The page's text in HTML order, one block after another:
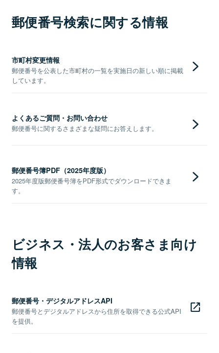
郵便番号検索に関する情報
市町村変更情報
郵便番号を公表した市町村の一覧を実施日の新しい順に掲載
しています。
よくあるご質問・お問い合わせ
郵便番号に関するさまざまな疑問にお答えします。
郵便番号簿PDF（2025年度版）
2025年度版郵便番号簿をPDF形式でダウンロードできま
す。
ビジネス・法人のお客さま向け
情報
郵便番号・デジタルアドレスAPI
郵便番号とデジタルアドレスから住所を取得できる公式API
を提供。